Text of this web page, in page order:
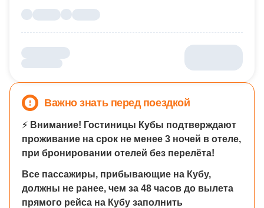
Важно знать перед поездкой
⚡ Внимание! Гостиницы Кубы подтверждают
проживание на срок не менее 3 ночей в отеле,
при бронировании отелей без перелёта!
Все пассажиры, прибывающие на Кубу,
должны не ранее, чем за 48 часов до вылета
прямого рейса на Кубу заполнить